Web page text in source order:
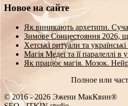
Новое на сайте
Як виникають архетипи.
Зимове Сонцестояння 2026,
Хетські ритуали та
Магія Медеї та її паралеллі в
Як працює магія. Мозок.
Полное или
© 2016 - 2026 Эжени МакКвин®